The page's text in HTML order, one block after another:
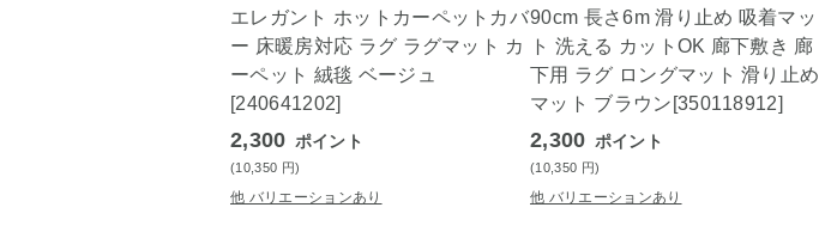
エレガント ホットカーペットカバ
ー 床暖房対応 ラグ ラグマット カ
ーペット 絨毯 ベージュ
[240641202]
2,300 ポイント
(10,350 円)
他 バリエーションあり
90cm 長さ6m 滑り止め 吸着マッ
ト 洗える カットOK 廊下敷き 廊
下用 ラグ ロングマット 滑り止め
マット ブラウン[350118912]
2,300 ポイント
(10,350 円)
他 バリエーションあり